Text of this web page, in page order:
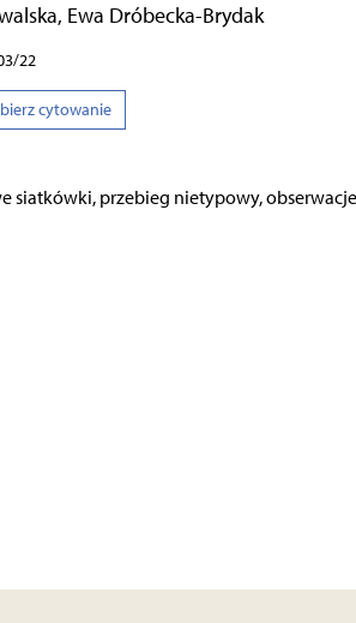
, Ewa Dróbecka-Brydak
22
cytowanie
siatkówki, przebieg nietypowy,